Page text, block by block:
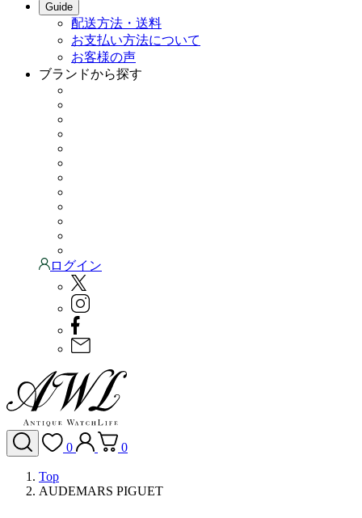
Guide
配送方法・送料
お支払い方法について
お客様の声
ブランドから探す
ログイン
0 0
Top
AUDEMARS PIGUET